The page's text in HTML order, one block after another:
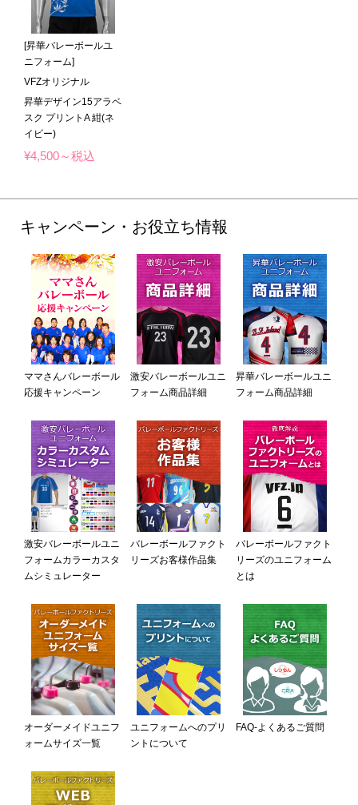
[昇華バレーボールユ
ニフォーム]
VFZオリジナル
昇華デザイン15アラベ
スク プリントA 紺(ネ
イビー)
¥4,500～税込
キャンペーン・お役立ち情報
ママさんバレーボール
応援キャンペーン
激安バレーボールユニ
フォーム商品詳細
昇華バレーボールユニ
フォーム商品詳細
激安バレーボールユニ
フォームカラーカスタ
ムシミュレーター
バレーボールファクト
リーズお客様作品集
バレーボールファクト
リーズのユニフォーム
とは
オーダーメイドユニフ
ォームサイズ一覧
ユニフォームへのプリ
ントについて
FAQ-よくあるご質問